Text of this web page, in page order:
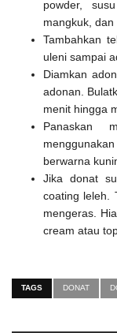
powder,
mangkuk, dan
Tambahkan
uleni sampai
Diamkan
adonan.
menit hingga
Panaskan
berwarna
Jika donat
coating leleh.
mengeras.
cream atau
TAGS DONAT